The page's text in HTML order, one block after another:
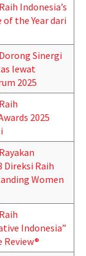
Indonesia’s
the Year dari
Sinergi
lewat
2025
2025
Direksi Raih
Women
Indonesia”
Review®